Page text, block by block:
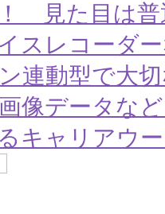
見た目は
スレコーダ
連動型で大
像データな
キャリアウ